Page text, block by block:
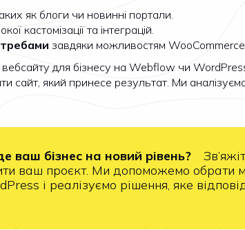
як блоги чи новинні портали.
кастомізації та інтеграцій.
завдяки можливостям
для бізнесу на Webflow чи
сайт, який принесе результат. Ми
ваш бізнес на новий рівень?
ваш проєкт. Ми допоможемо обрати
і реалізуємо рішення, яке